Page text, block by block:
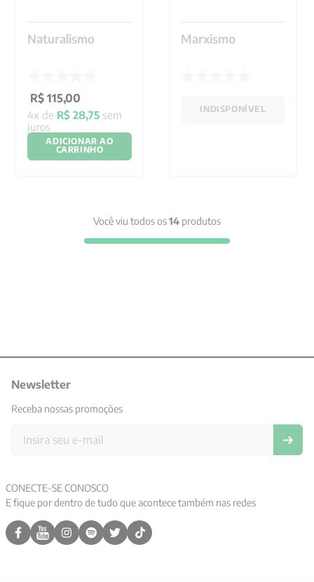
Naturalismo
R$ 115,00
4x de R$ 28,75 sem
juros
ADICIONAR AO
CARRINHO
Marxismo
INDISPONÍVEL
Você viu todos os14 produtos
Newsletter
Receba nossas promoções
CONECTE-SE CONOSCO
E fique por dentro de tudo que acontece também nas redes